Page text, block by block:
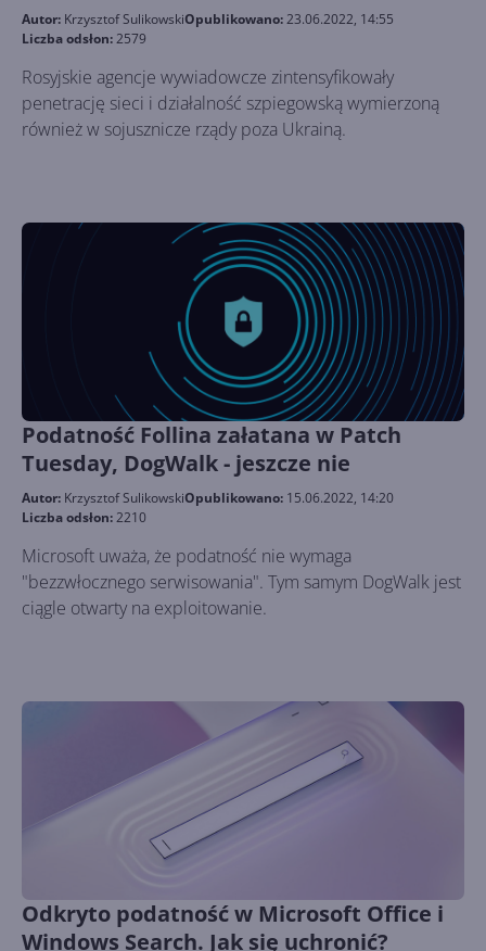
Autor: Krzysztof SulikowskiOpublikowano:23.06.2022, 14:55
Liczba odsłon:2579
Rosyjskie agencje wywiadowcze zintensyfikowały
penetrację sieci i działalność szpiegowską wymierzoną
również w sojusznicze rządy poza Ukrainą.
Podatność Follina załatana w Patch
Tuesday, DogWalk - jeszcze nie
Autor: Krzysztof SulikowskiOpublikowano: 15.06.2022, 14:20
Liczba odsłon:2210
Microsoft uważa, że podatność nie wymaga
"bezzwłocznego serwisowania". Tym samym DogWalk jest
ciągle otwarty na exploitowanie.
Odkryto podatność w Microsoft Office i
Windows Search. Jak się uchronić?